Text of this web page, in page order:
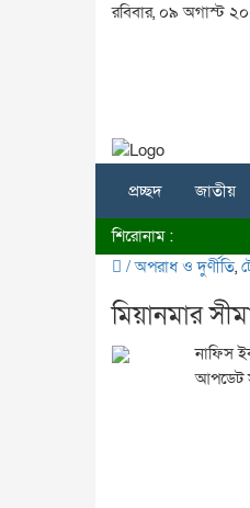
রবিবার, ০৯ অগাস্ট
প্রচ্ছদ জাতীয়
শিরোনাম :
/অপরাধ ও দুর্ণীতি,
মিয়ানমার
নাফিস
আপডেট